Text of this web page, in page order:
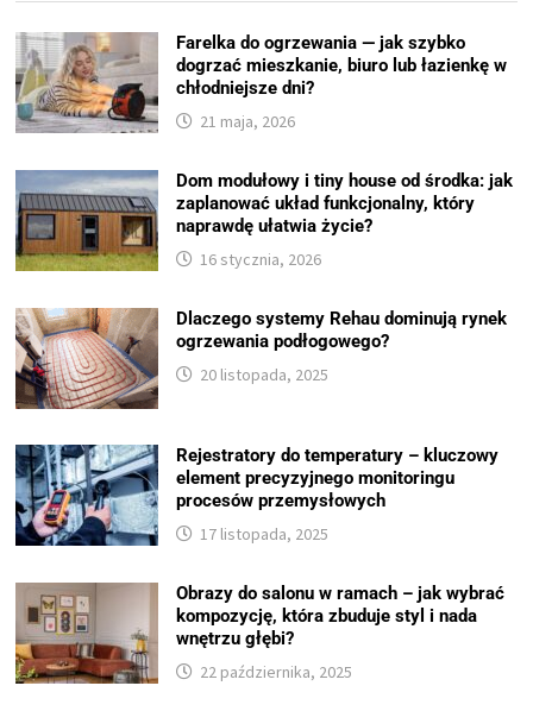
Farelka do ogrzewania — jak szybko
dogrzać mieszkanie, biuro lub łazienkę w
chłodniejsze dni?
21 maja, 2026
Dom modułowy i tiny house od środka: jak
zaplanować układ funkcjonalny, który
naprawdę ułatwia życie?
16 stycznia, 2026
Dlaczego systemy Rehau dominują rynek
ogrzewania podłogowego?
20 listopada, 2025
Rejestratory do temperatury – kluczowy
element precyzyjnego monitoringu
procesów przemysłowych
17 listopada, 2025
Obrazy do salonu w ramach – jak wybrać
kompozycję, która zbuduje styl i nada
wnętrzu głębi?
22 października, 2025